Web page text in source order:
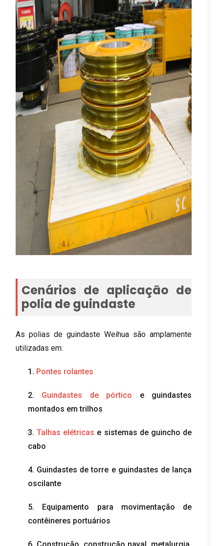
Cenários de aplicação de
polia de guindaste
As polias de guindaste Weihua são amplamente
utilizadas em:
1. Pontes rolantes
2. Guindastes de pórtico e guindastes
montados em trilhos
3.Talhas elétricas e sistemas de guincho de
cabo
4. Guindastes de torre e guindastes de lança
oscilante
5. Equipamento para movimentação de
contêineres portuários